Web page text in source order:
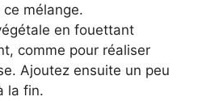
mélange.
en fouettant
comme pour réaliser
Ajoutez ensuite un peu
la fin.